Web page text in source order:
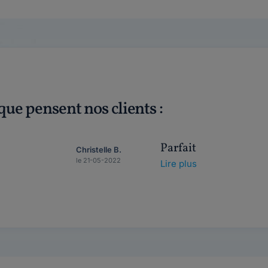
pensent nos clients :
Christelle B.
le 21-05-2022
Parfait
Lire plus